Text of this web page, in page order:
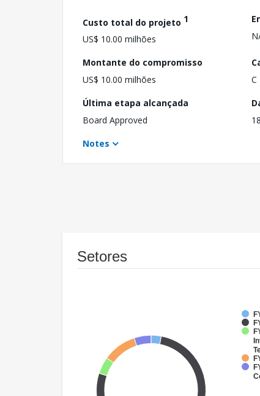
Custo total do projeto 1
US$ 10.00 milhões
Montante do compromisso
US$ 10.00 milhões
C
Última etapa alcançada
Board Approved
Notes
Setores